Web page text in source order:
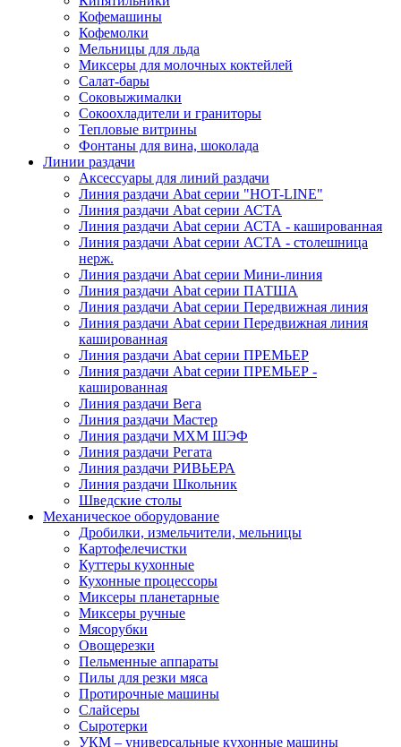
Кофемашины
Кофемолки
Мельницы для льда
Миксеры для молочных коктейлей
Салат-бары
Соковыжималки
Сокоохладители и граниторы
Тепловые витрины
Фонтаны для вина, шоколада
Линии раздачи
Аксессуары для линий раздачи
Линия раздачи Abat серии "HOT-LINE"
Линия раздачи Abat серии АСТА
Линия раздачи Abat серии АСТА - кашированная
Линия раздачи Abat серии АСТА - столешница
нерж.
Линия раздачи Abat серии Мини-линия
Линия раздачи Abat серии ПАТША
Линия раздачи Abat серии Передвижная линия
Линия раздачи Abat серии Передвижная линия
кашированная
Линия раздачи Abat серии ПРЕМЬЕР
Линия раздачи Abat серии ПРЕМЬЕР -
кашированная
Линия раздачи Вега
Линия раздачи Мастер
Линия раздачи МХМ ШЭФ
Линия раздачи Регата
Линия раздачи РИВЬЕРА
Линия раздачи Школьник
Шведские столы
Механическое оборудование
Дробилки, измельчители, мельницы
Картофелечистки
Куттеры кухонные
Кухонные процессоры
Миксеры планетарные
Миксеры ручные
Мясорубки
Овощерезки
Пельменные аппараты
Пилы для резки мяса
Протирочные машины
Слайсеры
Сыротерки
УКМ – универсальные кухонные машины